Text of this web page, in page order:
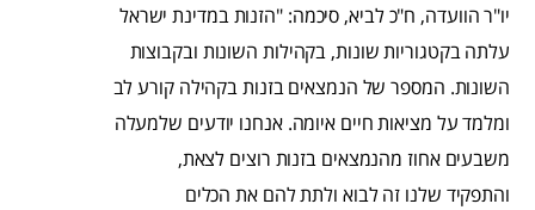
יו"ר הוועדה, ח"כ לביא, סיכמה: "הזנות במדינת ישראל
עלתה בקטגוריות שונות, בקהילות השונות ובקבוצות
השונות. המספר של הנמצאים בזנות בקהילה קורע לב
ומלמד על מציאות חיים איומה. אנחנו יודעים שלמעלה
משבעים אחוז מהנמצאים בזנות רוצים לצאת,
והתפקיד שלנו זה לבוא ולתת להם את הכלים